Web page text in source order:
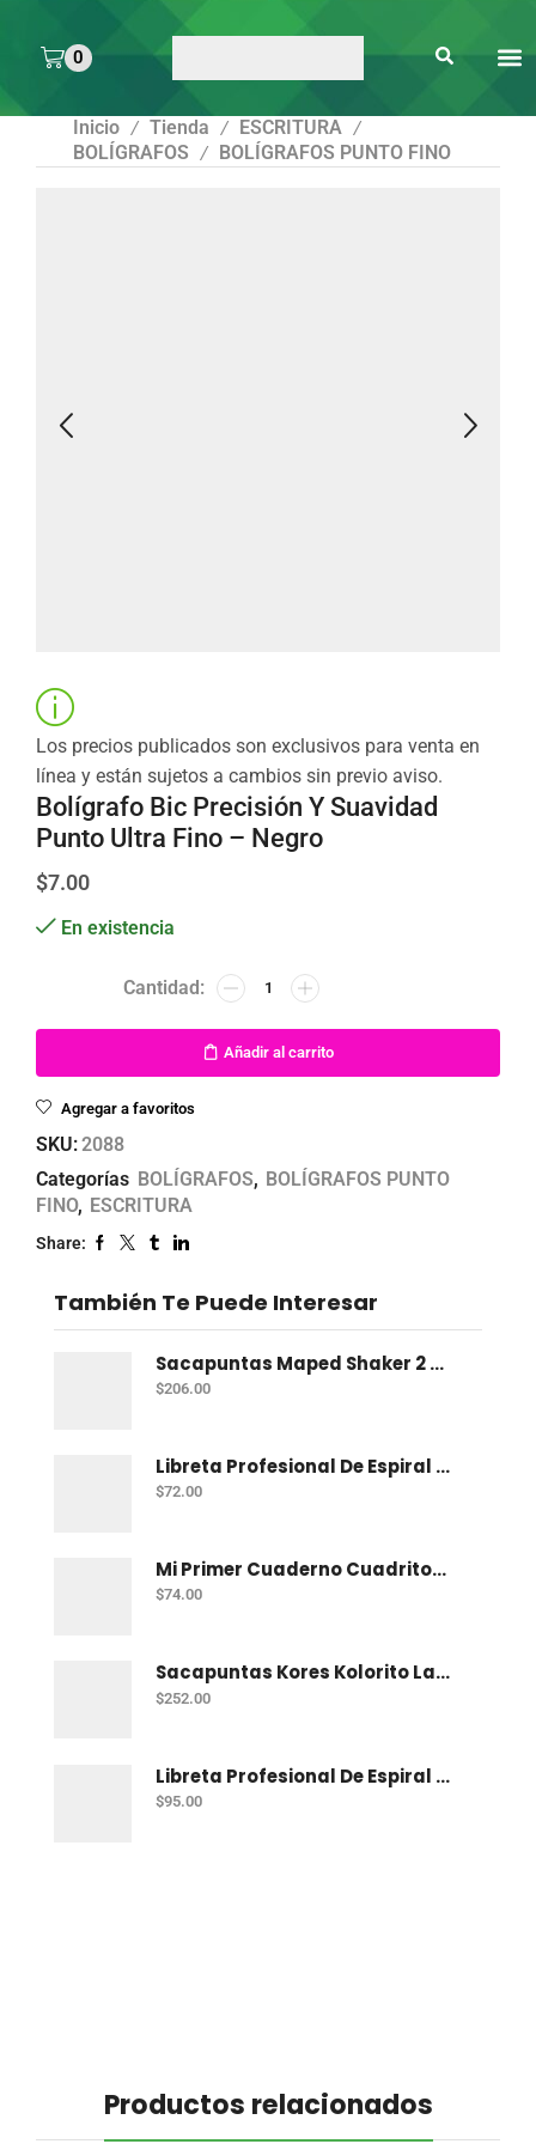
0
Inicio / Tienda / ESCRITURA /
BOLÍGRAFOS / BOLÍGRAFOS PUNTO FINO
Los precios publicados son exclusivos para venta en
línea y están sujetos a cambios sin previo aviso.
Bolígrafo Bic Precisión Y Suavidad
Punto Ultra Fino – Negro
$7.00
En existencia
Añadir al carrito
Agregar a favoritos
SKU:2088
Categorías BOLÍGRAFOS, BOLÍGRAFOS PUNTO
FINO, ESCRITURA
Share:
También Te Puede Interesar
Sacapuntas Maped Shaker 2 Orificios - Bote Con 12
$206.00
Libreta Profesional De Espiral Norma Color 100 H C-7
$72.00
Mi Primer Cuaderno Cuadritos "A" (10Mm) 50 Hojas Norma
$74.00
Sacapuntas Kores Kolorito Lapiz 1 Orif C/20
$252.00
Libreta Profesional De Espiral Printaform Arcoiris Pastel 100 H Ry
$95.00
Productos relacionados